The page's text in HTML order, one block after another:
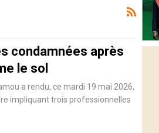
condamnées après
le sol
a rendu, ce mardi 19 mai 2026,
impliquant trois professionnelles